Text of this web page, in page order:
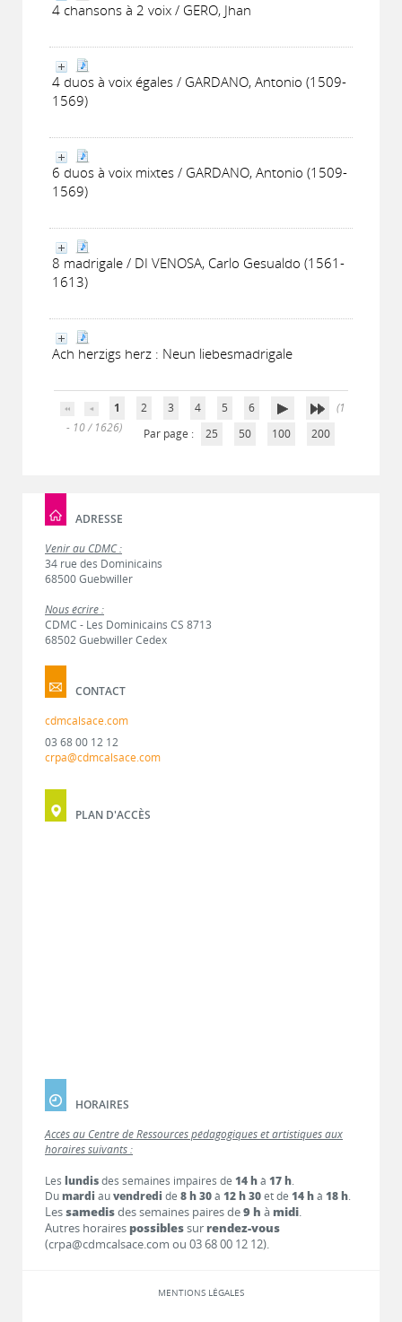
4 chansons à 2 voix / GERO, Jhan
4 duos à voix égales / GARDANO, Antonio (1509-
1569)
6 duos à voix mixtes / GARDANO, Antonio (1509-
1569)
8 madrigale / DI VENOSA, Carlo Gesualdo (1561-
1613)
Ach herzigs herz : Neun liebesmadrigale
1 2 3 4 5 6
(1
- 10 / 1626)
Par page : 25 50 100 200
ADRESSE
Venir au CDMC :
34 rue des Dominicains
68500 Guebwiller
Nous écrire :
CDMC - Les Dominicains CS 8713
68502 Guebwiller Cedex
CONTACT
cdmcalsace.com
03 68 00 12 12
crpa@cdmcalsace.com
PLAN D'ACCÈS
HORAIRES
Accès au Centre de Ressources pédagogiques et artistiques aux
horaires suivants :
Les lundisdes semaines impaires de 14 hà 17 h.
Dumardi auvendredi de 8 h 30à 12 h 30et de 14 hà 18 h.
Lessamedisdes semaines paires de9 h à midi.
Autres horaires possiblessur rendez-vous
(crpa@cdmcalsace.com ou 03 68 00 12 12).
MENTIONS LÉGALES